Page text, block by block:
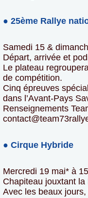
● 25ème Rallye
Samedi 15 &
Départ, arrivée et
Le plateau
de compétition.
Cinq épreuves
dans l’Avant-Pays
Renseignements
● Cirque Hybride
Mercredi 19 mai* à
Chapiteau jouxtant
Avec les beaux